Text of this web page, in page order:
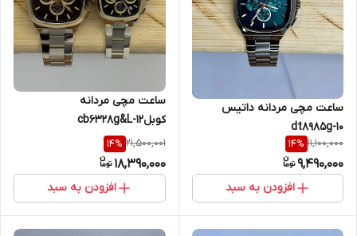
ساعت مچی مردانه داتیس
dt8985g-10
11,100,000
14%
9,490,000
افزودن به سبد
ساعت مچی مردانه
کوبلcb6328g&L-12
21,500,001
14%
18,390,000
افزودن به سبد